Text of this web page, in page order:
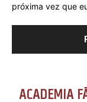
próxima vez que
ACADEMIA